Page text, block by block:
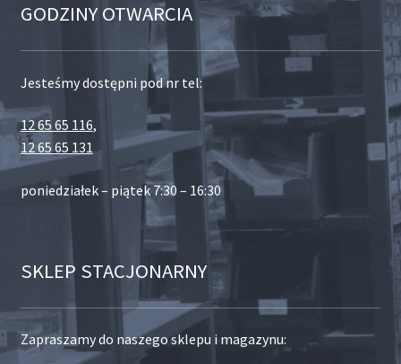
GODZINY OTWARCIA
Jesteśmy dostępni pod nr tel:
12 65 65 116,
12 65 65 131
poniedziałek – piątek 7:30 – 16:30
SKLEP STACJONARNY
Zapraszamy do naszego sklepu i magazynu: